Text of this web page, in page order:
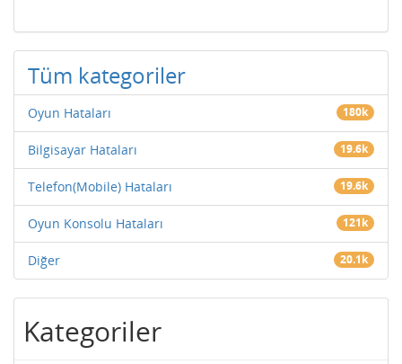
Tüm kategoriler
Oyun Hataları 180k
Bilgisayar Hataları 19.6k
Telefon(Mobile) Hataları 19.6k
Oyun Konsolu Hataları 121k
Diğer 20.1k
Kategoriler